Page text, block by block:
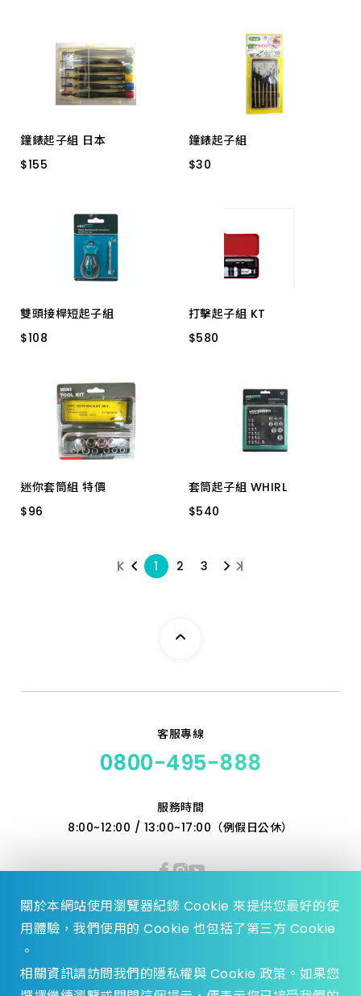
鐘錶起子組 日本
$155
$155
鐘錶起子組
$30
$30
雙頭接桿短起子組
$108
$108
打擊起子組 KT
$580
$580
迷你套筒組 特價
$96
$96
套筒起子組 WHIRL
$540
$540
1
2 3
客服專線
0800-495-888
服務時間
8:00~12:00 / 13:00~17:00（例假日公休）
關於本網站使用瀏覽器紀錄 Cookie 來提供您最好的使
用體驗，我們使用的 Cookie 也包括了第三方 Cookie
。
相關資訊請訪問我們的隱私權與 Cookie 政策。如果您